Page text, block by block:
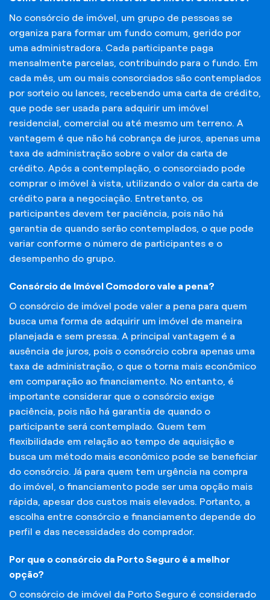
No consórcio de imóvel, um grupo de pessoas se
organiza para formar um fundo comum, gerido por
uma administradora. Cada participante paga
mensalmente parcelas, contribuindo para o fundo. Em
cada mês, um ou mais consorciados são contemplados
por sorteio ou lances, recebendo uma carta de crédito,
que pode ser usada para adquirir um imóvel
residencial, comercial ou até mesmo um terreno. A
vantagem é que não há cobrança de juros, apenas uma
taxa de administração sobre o valor da carta de
crédito. Após a contemplação, o consorciado pode
comprar o imóvel à vista, utilizando o valor da carta de
crédito para a negociação. Entretanto, os
participantes devem ter paciência, pois não há
garantia de quando serão contemplados, o que pode
variar conforme o número de participantes e o
desempenho do grupo.
Consórcio de Imóvel Comodoro vale a pena?
O consórcio de imóvel pode valer a pena para quem
busca uma forma de adquirir um imóvel de maneira
planejada e sem pressa. A principal vantagem é a
ausência de juros, pois o consórcio cobra apenas uma
taxa de administração, o que o torna mais econômico
em comparação ao financiamento. No entanto, é
importante considerar que o consórcio exige
paciência, pois não há garantia de quando o
participante será contemplado. Quem tem
flexibilidade em relação ao tempo de aquisição e
busca um método mais econômico pode se beneficiar
do consórcio. Já para quem tem urgência na compra
do imóvel, o financiamento pode ser uma opção mais
rápida, apesar dos custos mais elevados. Portanto, a
escolha entre consórcio e financiamento depende do
perfil e das necessidades do comprador.
Por que o consórcio da Porto Seguro é a melhor
opção?
O consórcio de imóvel da Porto Seguro é considerado